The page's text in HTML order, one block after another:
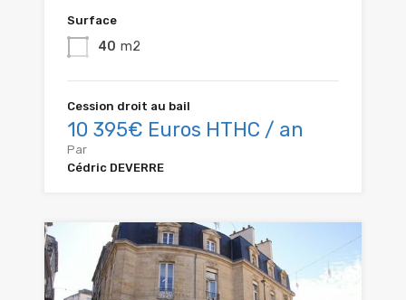
Surface
40 m2
Cession droit au bail
10 395€ Euros HTHC / an
Par
Cédric DEVERRE